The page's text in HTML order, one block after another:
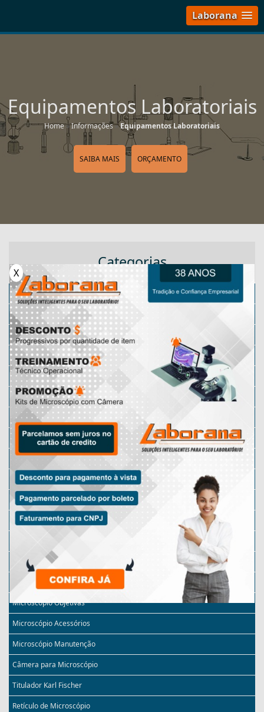
Laborana
Equipamentos Laboratoriais
Home»Informações»Equipamentos Laboratoriais
SAIBA MAIS ORÇAMENTO
Categorias
Microscópio
Micrótomos
Karl Fischer
Micrótomo Manual
Microscópio Lupa
Microscópio Motic
Lâminas Preparadas
Micrótomo Rotativo
Microscópio Óptico
Microscópio Digital
Microscópio Escolar
Micrótomo Automático
Microscópio Invertido
Microscópio com Câmera
Microscópio Objetivas
Microscópio Acessórios
Microscópio Manutenção
Câmera para Microscópio
Titulador Karl Fischer
Retículo de Microscópio
X